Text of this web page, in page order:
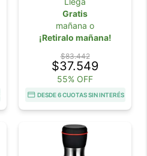
Gratis
mañana o
¡Retiralo mañana!
$83.442
$37.549
55% OFF
DESDE 6 CUOTAS SIN INTERÉS